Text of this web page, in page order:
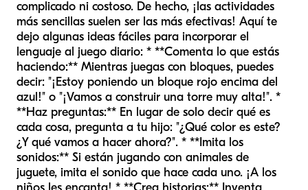
complicado ni costoso. De hecho, ¡las actividades
más sencillas suelen ser las más efectivas! Aquí te
dejo algunas ideas fáciles para incorporar el
lenguaje al juego diario: * **Comenta lo que estás
haciendo:** Mientras juegas con bloques, puedes
decir: "¡Estoy poniendo un bloque rojo encima del
azul!" o "¡Vamos a construir una torre muy alta!". *
**Haz preguntas:** En lugar de solo decir qué es
cada cosa, pregunta a tu hijo: "¿Qué color es este?
¿Y qué vamos a hacer ahora?". * **Imita los
sonidos:** Si están jugando con animales de
juguete, imita el sonido que hace cada uno. ¡A los